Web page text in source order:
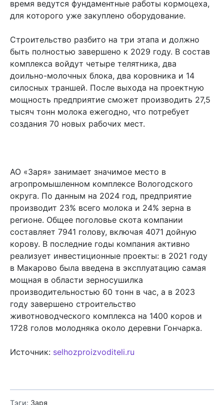
время ведутся фундаментные работы кормоцеха,
для которого уже закуплено оборудование.
Строительство разбито на три этапа и должно
быть полностью завершено к 2029 году. В состав
комплекса войдут четыре телятника, два
доильно-молочных блока, два коровника и 14
силосных траншей. После выхода на проектную
мощность предприятие сможет производить 27,5
тысяч тонн молока ежегодно, что потребует
создания 70 новых рабочих мест.
АО «Заря» занимает значимое место в
агропромышленном комплексе Вологодского
округа. По данным на 2024 год, предприятие
производит 23% всего молока и 24% зерна в
регионе. Общее поголовье скота компании
составляет 7941 голову, включая 4071 дойную
корову. В последние годы компания активно
реализует инвестиционные проекты: в 2021 году
в Макарово была введена в эксплуатацию самая
мощная в области зерносушилка
производительностью 60 тонн в час, а в 2023
году завершено строительство
животноводческого комплекса на 1400 коров и
1728 голов молодняка около деревни Гончарка.
Источник: selhozproizvoditeli.ru
Тэги: Заря